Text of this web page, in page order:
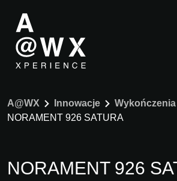
A@WX Innowacje
NORAMENT 926 SATURA
NORAMENT 926